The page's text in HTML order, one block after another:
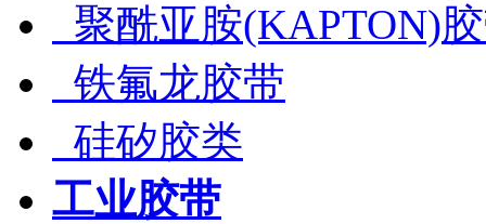
聚酰亚胺(KAPTON)
铁氟龙胶带
硅矽胶类
工业胶带